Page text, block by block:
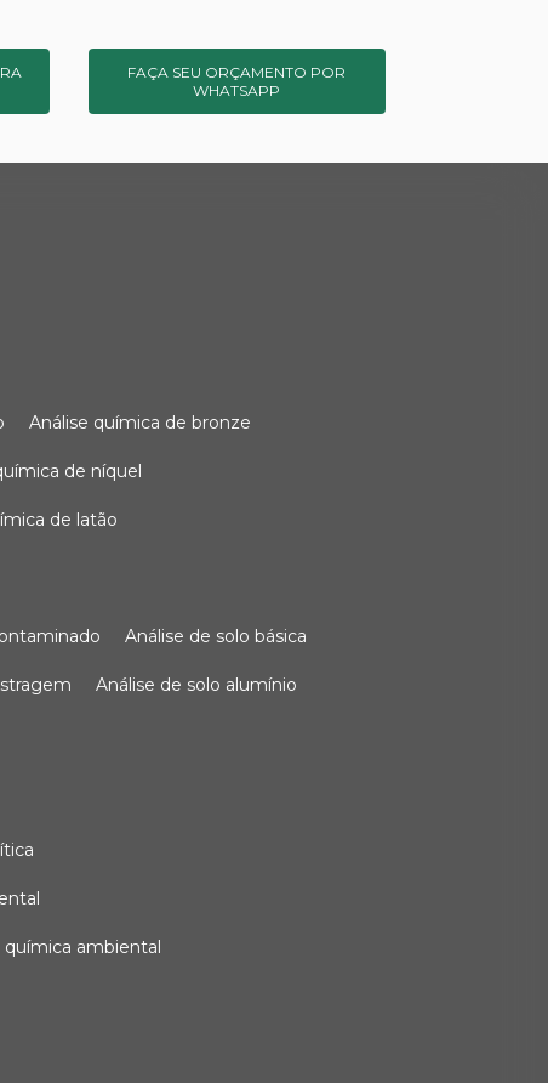
FAÇA SEU ORÇAMENTO POR
WHATSAPP
análise química de bronze
de níquel
de latão
análise de solo básica
análise de solo alumínio
química ambiental